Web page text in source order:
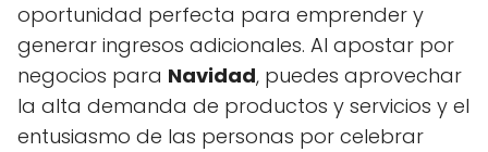
oportunidad perfecta para emprender y
generar ingresos adicionales. Al apostar por
negocios para Navidad, puedes aprovechar
la alta demanda de productos y servicios y el
entusiasmo de las personas por celebrar